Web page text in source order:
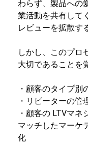
わらず、製品への
業活動を共有して
レビューを拡散す
しかし、このプロ
大切であることを
・顧客のタイプ別
・リピーターの管
・顧客の LTVマ
マッチしたマーケ
化